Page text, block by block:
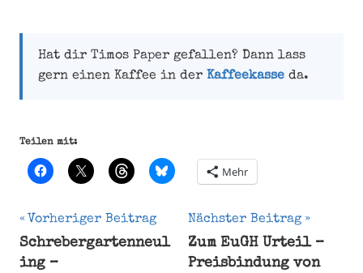
Hat dir Timos Paper gefallen? Dann lass
gern einen Kaffee in der Kaffeekasseda.
Teilen mit:
Mehr
Bremerhaven
Dracula
Beitragsnavigation
Vorheriger Beitrag
Schrebergartenneul
ing –
Nächster Beitrag
Zum EuGH Urteil –
Preisbindung von